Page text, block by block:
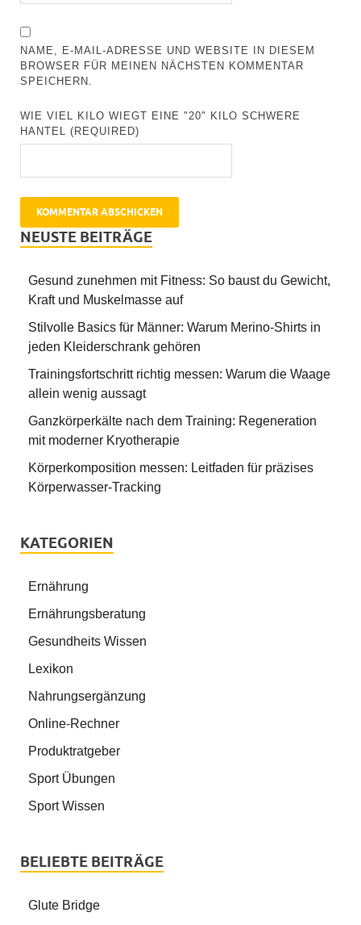
NAME, E-MAIL-ADRESSE UND WEBSITE IN DIESEM
BROWSER FÜR MEINEN NÄCHSTEN KOMMENTAR
SPEICHERN.
WIE VIEL KILO WIEGT EINE "20" KILO SCHWERE
HANTEL (REQUIRED)
NEUSTE BEITRÄGE
Gesund zunehmen mit Fitness: So baust du Gewicht,
Kraft und Muskelmasse auf
Stilvolle Basics für Männer: Warum Merino-Shirts in
jeden Kleiderschrank gehören
Trainingsfortschritt richtig messen: Warum die Waage
allein wenig aussagt
Ganzkörperkälte nach dem Training: Regeneration
mit moderner Kryotherapie
Körperkomposition messen: Leitfaden für präzises
Körperwasser-Tracking
KATEGORIEN
Ernährung
Ernährungsberatung
Gesundheits Wissen
Lexikon
Nahrungsergänzung
Online-Rechner
Produktratgeber
Sport Übungen
Sport Wissen
BELIEBTE BEITRÄGE
Glute Bridge